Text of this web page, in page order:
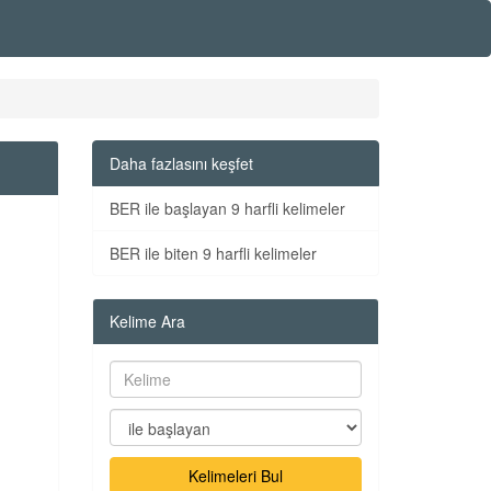
Daha fazlasını keşfet
BER ile başlayan 9 harfli kelimeler
BER ile biten 9 harfli kelimeler
Kelime Ara
Kelimeleri Bul